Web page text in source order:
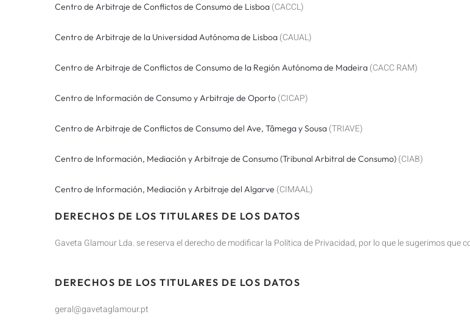
Centro de Arbitraje de Conflictos de Consumo de Lisboa (CACCL)
Centro de Arbitraje de la Universidad Autónoma de Lisboa (CAUAL)
Centro de Arbitraje de Conflictos de Consumo de la Región Autónoma de Madeira (CACC RAM)
Centro de Información de Consumo y Arbitraje de Oporto (CICAP)
Centro de Arbitraje de Conflictos de Consumo del Ave, Tâmega y Sousa (TRIAVE)
Centro de Información, Mediación y Arbitraje de Consumo (Tribunal Arbitral de Consumo) (CIAB)
Centro de Información, Mediación y Arbitraje del Algarve (CIMAAL)
DERECHOS DE LOS TITULARES DE LOS DATOS
Gaveta Glamour Lda. se reserva el derecho de modificar la Política de Privacidad, por lo que le sugerimos
DERECHOS DE LOS TITULARES DE LOS DATOS
geral@gavetaglamour.pt